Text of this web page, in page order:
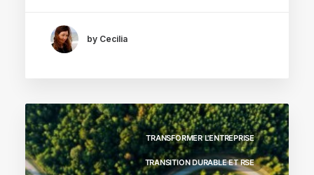
by Cecilia
TRANSFORMER L'ENTREPRISE
TRANSITION DURABLE ET RSE